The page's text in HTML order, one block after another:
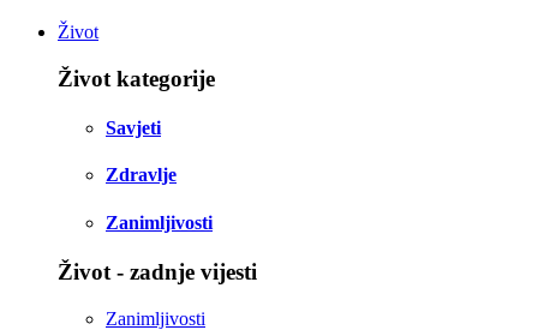
Život
Život kategorije
Savjeti
Zdravlje
Zanimljivosti
Život - zadnje vijesti
Zanimljivosti